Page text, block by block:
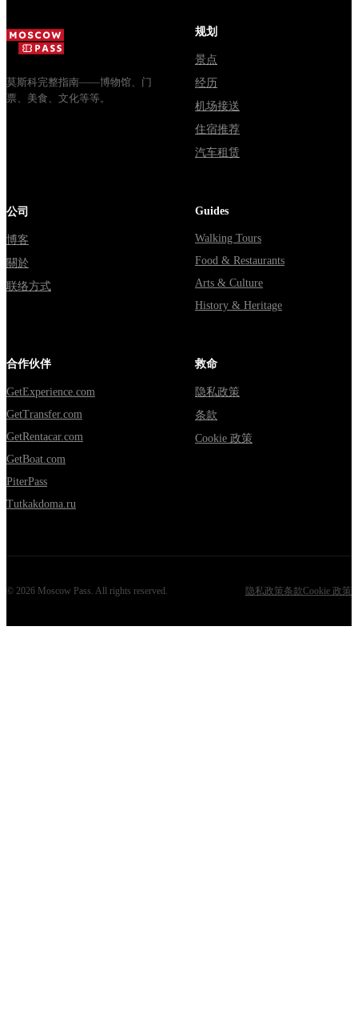
через
Владими...
莫斯科完整指南——博物馆、门
票、美食、文化等等。
规划
景点
经历
机场接送
住宿推荐
汽车租赁
公司
博客
關於
联络方式
Guides
Walking Tours
Food & Restaurants
Arts & Culture
History & Heritage
合作伙伴
GetExperience.com
GetTransfer.com
GetRentacar.com
GetBoat.com
PiterPass
Tutkakdoma.ru
救命
隐私政策
条款
Cookie 政策
© 2026 Moscow Pass . All rights reserved. 隐私政策条款Cookie 政策